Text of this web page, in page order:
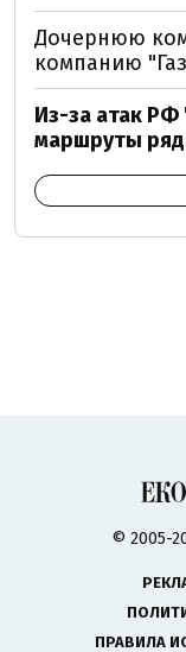
Дочернюю
компанию
Из-за атак РФ
маршруты
© 2005-
ПРАВИЛА